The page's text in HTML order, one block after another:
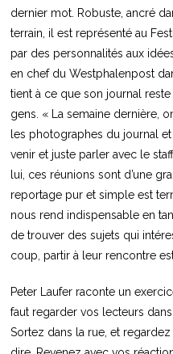
dernier mot. Robuste, ancré
terrain, il est représenté au
par des personnalités aux
en chef du Westphalenpost
tient à ce que son journal
gens. « La semaine dernière,
les photographes du journal
venir et juste parler avec le
lui, ces réunions sont d’une
reportage pur et simple est
nous rend indispensable en
de trouver des sujets qui
coup, partir à leur rencontre
Peter Laufer raconte un
faut regarder vos lecteurs
Sortez dans la rue, et